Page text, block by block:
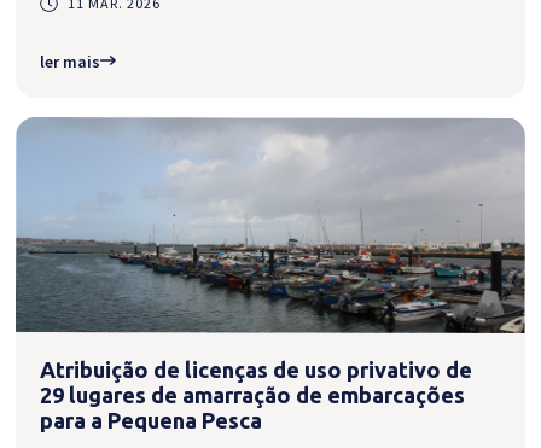
ler mais
Atribuição de licenças de uso privativo de
29 lugares de amarração de embarcações
para a Pequena Pesca